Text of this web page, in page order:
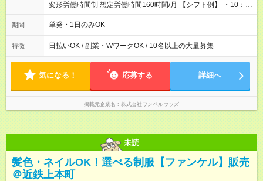
変形労働時間制 想定労働時間160時間/月 【シフト例】 ・10：
00～20：00
期間 単発・1日のみOK
特徴 日払いOK / 副業・WワークOK / 10名以上の大量募集
気になる！ 応募する 詳細へ
掲載元企業名 株式会社ワンベルウッズ
未読
髪色・ネイルOK！選べる制服【ファンケル】販売
＠近鉄上本町